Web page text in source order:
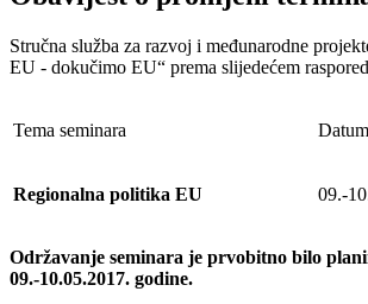
Stručna služba za razvoj i međunarodne
EU - dokučimo EU“ prema slijedećem
Tema seminara
Regionalna politika EU 09.-
Održavanje seminara je prvobitno bilo
09.-10.05.2017. godine.